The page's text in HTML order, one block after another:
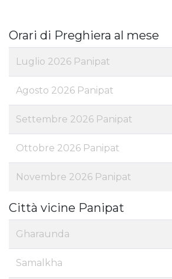
Orari di Preghiera al mese
Luglio 2026 Panipat
Agosto 2026 Panipat
Settembre 2026 Panipat
Ottobre 2026 Panipat
Novembre 2026 Panipat
Città vicine Panipat
Gharaunda
Samalkha